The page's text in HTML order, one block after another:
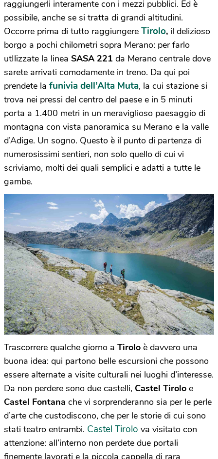
raggiungerli interamente con i mezzi pubblici. Ed è
possibile, anche se si tratta di grandi altitudini.
Occorre prima di tutto raggiungere Tirolo, il delizioso
borgo a pochi chilometri sopra Merano: per farlo
utIlizzate la linea SASA 221 da Merano centrale dove
sarete arrivati comodamente in treno. Da qui poi
prendete la funivia dell’Alta Muta, la cui stazione si
trova nei pressi del centro del paese e in 5 minuti
porta a 1.400 metri in un meraviglioso paesaggio di
montagna con vista panoramica su Merano e la valle
d’Adige. Un sogno. Questo è il punto di partenza di
numerosissimi sentieri, non solo quello di cui vi
scriviamo, molti dei quali semplici e adatti a tutte le
gambe.
Trascorrere qualche giorno a Tirolo è davvero una
buona idea: qui partono belle escursioni che possono
essere alternate a visite culturali nei luoghi d’interesse.
Da non perdere sono due castelli, Castel Tirolo e
Castel Fontana che vi sorprenderanno sia per le perle
d’arte che custodiscono, che per le storie di cui sono
stati teatro entrambi. Castel Tirolo va visitato con
attenzione: all’interno non perdete due portali
finemente lavorati e la piccola cappella di rara